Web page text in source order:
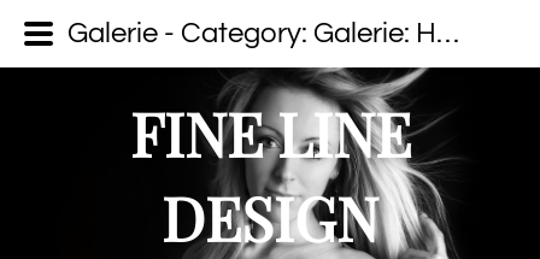
FINE LINE
DESIGN
Galerie - Category: Galerie: Hochzeit - Image: shooting (47) - fine line design - Dein Fotograf auf Usedom